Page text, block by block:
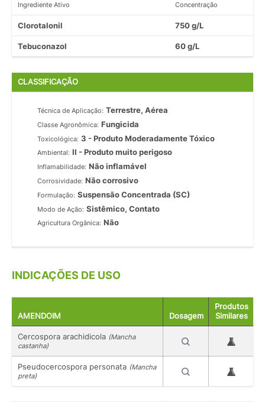
Ingrediente Ativo Concentração
Clorotalonil 750 g/L
Tebuconazol 60 g/L
CLASSIFICAÇÃO
Técnica de Aplicação: Terrestre, Aérea
Classe Agronômica: Fungicida
Toxicológica: 3 - Produto Moderadamente Tóxico
Ambiental: II - Produto muito perigoso
Inflamabilidade: Não inflamável
Corrosividade: Não corrosivo
Formulação: Suspensão Concentrada (SC)
Modo de Ação: Sistêmico, Contato
Agricultura Orgânica: Não
INDICAÇÕES DE USO
AMENDOIM Dosagem
Produtos
Similares
Cercospora arachidicola (Mancha
castanha)
Pseudocercospora personata (Mancha
preta)